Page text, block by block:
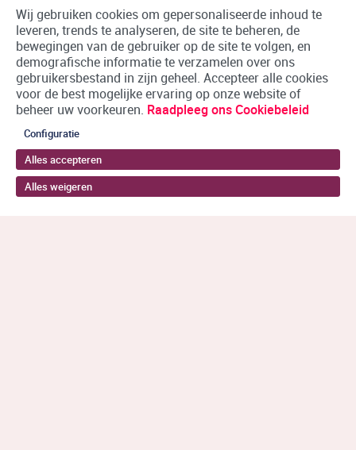
Wij gebruiken cookies om gepersonaliseerde inhoud te
leveren, trends te analyseren, de site te beheren, de
bewegingen van de gebruiker op de site te volgen, en
demografische informatie te verzamelen over ons
gebruikersbestand in zijn geheel. Accepteer alle cookies
voor de best mogelijke ervaring op onze website of
beheer uw voorkeuren. Raadpleeg ons Cookiebeleid
Configuratie
Alles accepteren
Alles weigeren